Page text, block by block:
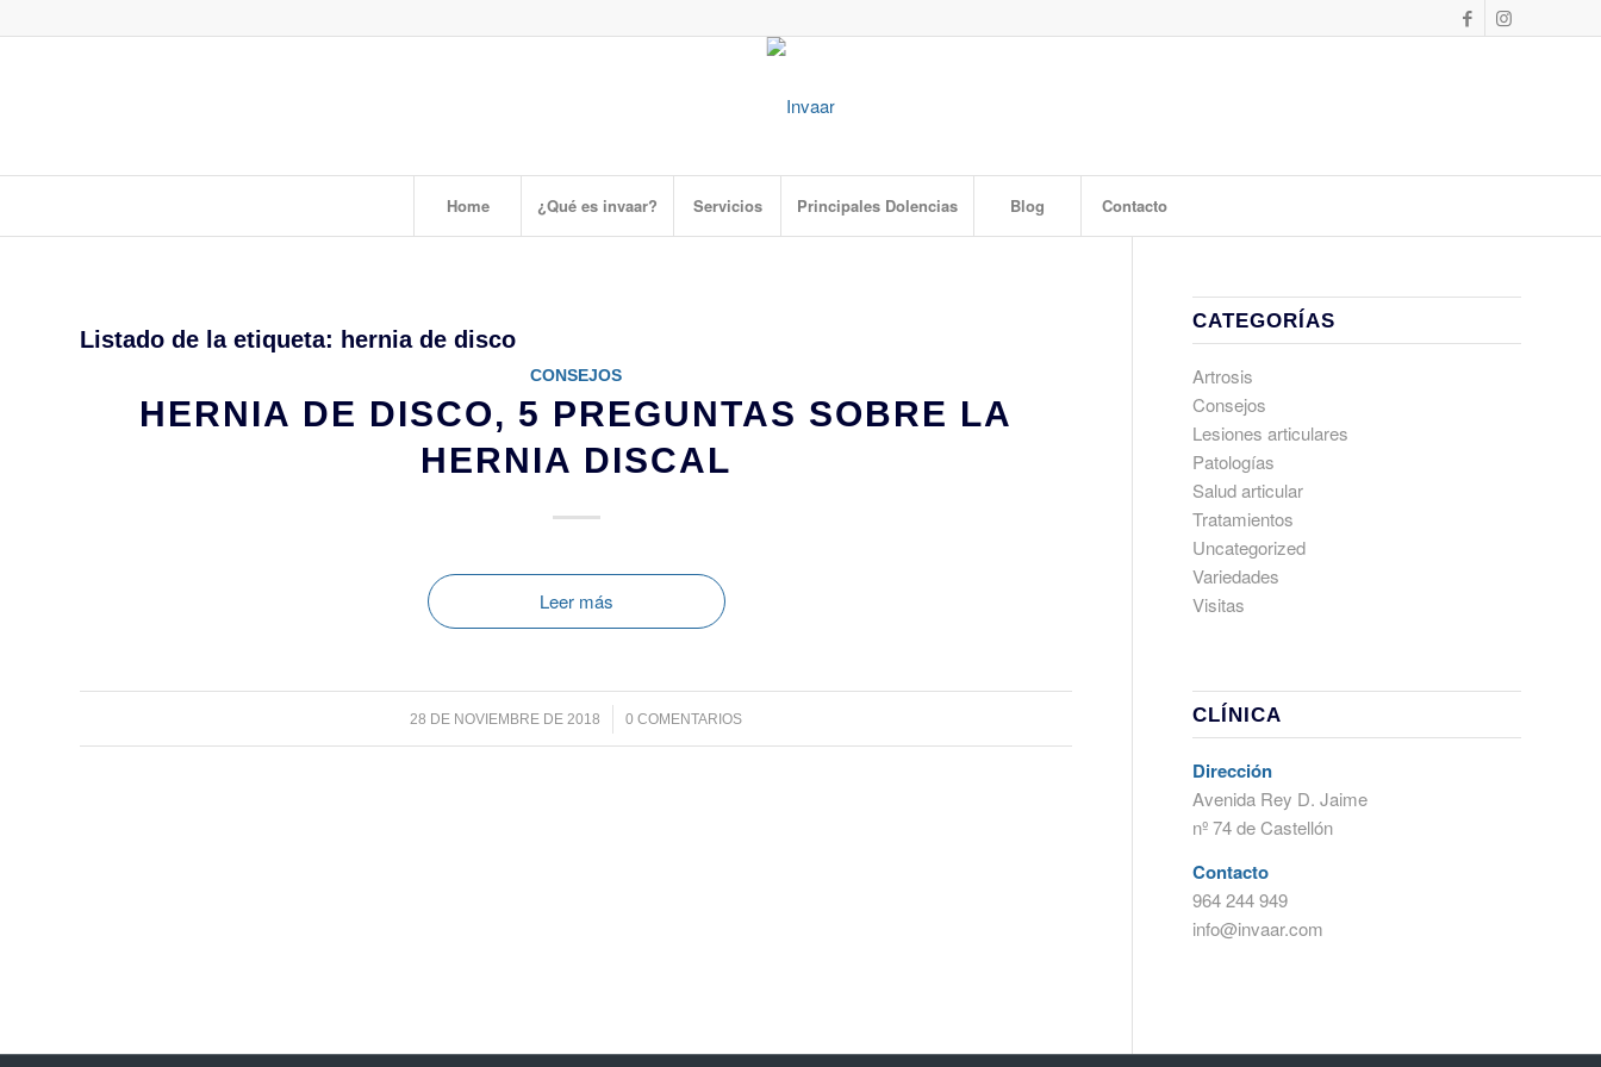
Home ¿Qué es invaar? Servicios Principales Dolencias Blog Contacto
Listado de la etiqueta: hernia de disco
CONSEJOS
HERNIA DE DISCO, 5 PREGUNTAS SOBRE LA
HERNIA DISCAL
Leer más
28 DE NOVIEMBRE DE 2018
/ 0 COMENTARIOS
CATEGORÍAS
Artrosis
Consejos
Lesiones articulares
Patologías
Salud articular
Tratamientos
Uncategorized
Variedades
Visitas
CLÍNICA
Dirección
Avenida Rey D. Jaime
nº 74 de Castellón
Contacto
964 244 949
info@invaar.com